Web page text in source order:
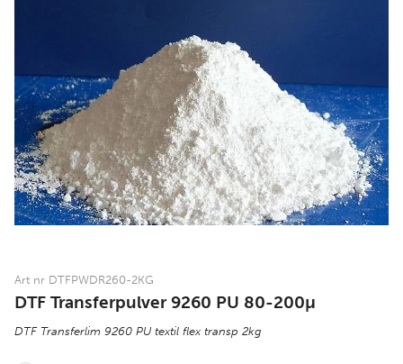
Art nr DTFPWDR260-2KG
DTF Transferpulver 9260 PU 80-200µ
DTF Transferlim 9260 PU textil flex transp 2kg
filter
Använd
filter